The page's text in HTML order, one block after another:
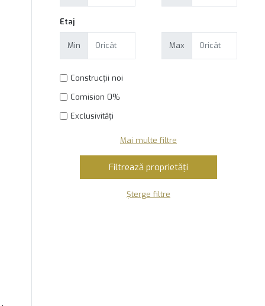
Etaj
Min Max
Construcții noi
Comision 0%
Exclusivități
Mai multe filtre
Șterge filtre